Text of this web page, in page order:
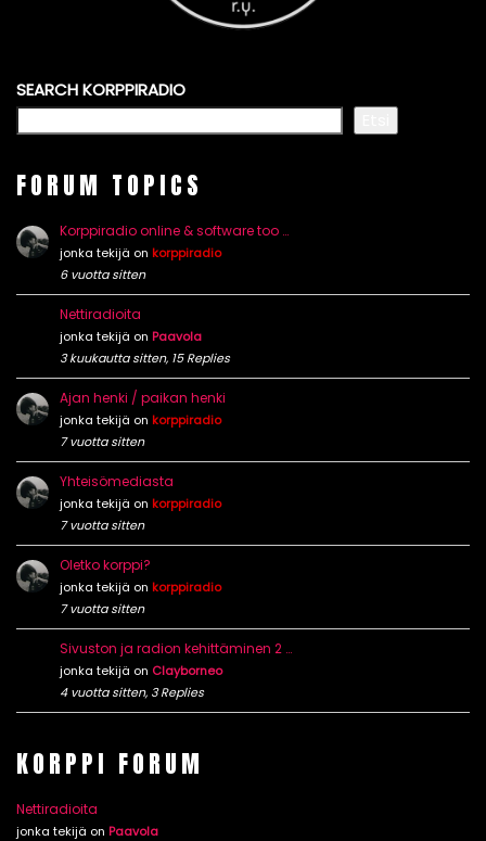
SEARCH KORPPIRADIO
FORUM TOPICS
Korppiradio online & software too …
jonka tekijä on korppiradio
6 vuotta sitten
Nettiradioita
jonka tekijä on Paavola
3 kuukautta sitten, 15 Replies
Ajan henki / paikan henki
jonka tekijä on korppiradio
7 vuotta sitten
Yhteisömediasta
jonka tekijä on korppiradio
7 vuotta sitten
Oletko korppi?
jonka tekijä on korppiradio
7 vuotta sitten
Sivuston ja radion kehittäminen 2 …
jonka tekijä on Clayborneo
4 vuotta sitten, 3 Replies
KORPPI FORUM
Nettiradioita
jonka tekijä on Paavola